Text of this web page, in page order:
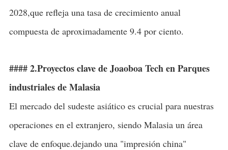
2028,que refleja una tasa de crecimiento anual
compuesta de aproximadamente 9.4 por ciento.
#### 2.Proyectos clave de Joaoboa Tech en Parques
industriales de Malasia
El mercado del sudeste asiático es crucial para nuestras
operaciones en el extranjero, siendo Malasia un área
clave de enfoque.dejando una "impresión china"